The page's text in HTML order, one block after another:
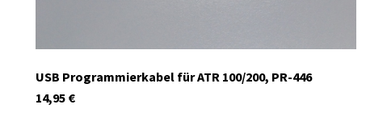
USB Programmierkabel für ATR 100/200, PR-446
€
14,95